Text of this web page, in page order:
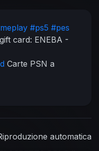
#ps5 #pes
card: ENEBA -
Carte PSN a
Telegram: automatica